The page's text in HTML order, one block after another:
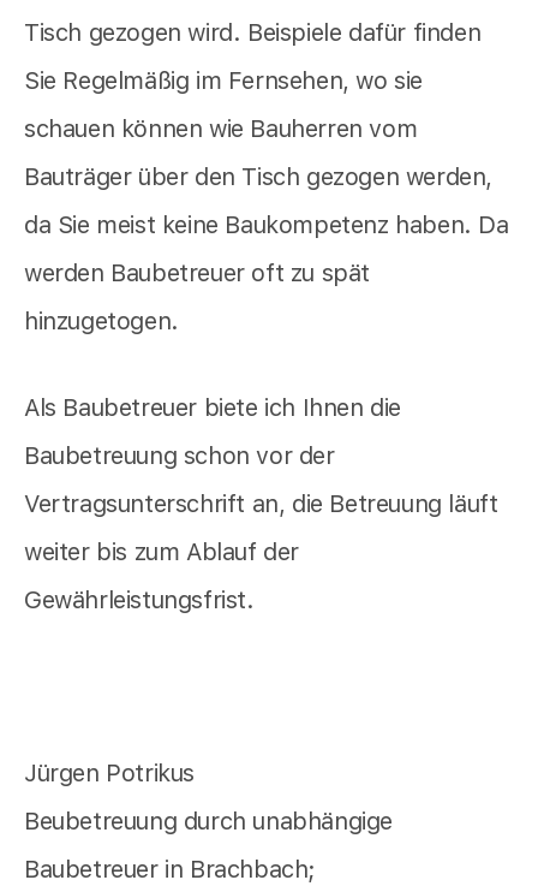
Tisch gezogen wird. Beispiele dafür finden
Sie Regelmäßig im Fernsehen, wo sie
schauen können wie Bauherren vom
Bauträger über den Tisch gezogen werden,
da Sie meist keine Baukompetenz haben. Da
werden Baubetreuer oft zu spät
hinzugetogen.
Als Baubetreuer biete ich Ihnen die
Baubetreuung schon vor der
Vertragsunterschrift an, die Betreuung läuft
weiter bis zum Ablauf der
Gewährleistungsfrist.
Jürgen Potrikus
Beubetreuung durch unabhängige
Baubetreuer in Brachbach;